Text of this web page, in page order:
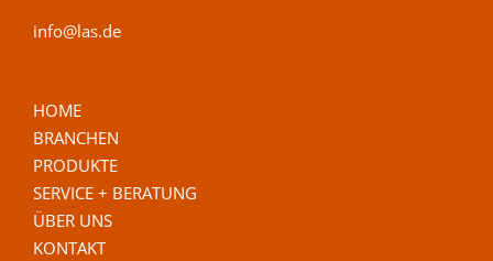
info@las.de
HOME
BRANCHEN
PRODUKTE
SERVICE + BERATUNG
ÜBER UNS
KONTAKT